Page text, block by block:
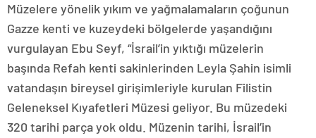
Müzelere yönelik yıkım ve yağmalamaların çoğunun
Gazze kenti ve kuzeydeki bölgelerde yaşandığını
vurgulayan Ebu Seyf, “İsrail’in yıktığı müzelerin
başında Refah kenti sakinlerinden Leyla Şahin isimli
vatandaşın bireysel girişimleriyle kurulan Filistin
Geleneksel Kıyafetleri Müzesi geliyor. Bu müzedeki
320 tarihi parça yok oldu. Müzenin tarihi, İsrail’in